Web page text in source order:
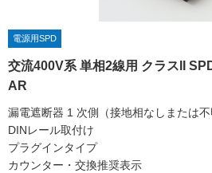
電源用SPD
交流400V系 単相2線用 クラスII
AR
漏電遮断器 1 次側（接地相なしまたは
DINレール取付け
プラグインタイプ
カウンター・交換推奨表示